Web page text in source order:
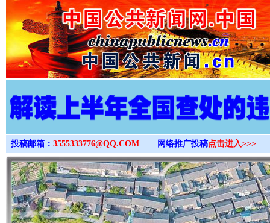
>
投稿邮箱： 3555333776@QQ.COM 网络推广投稿点击进入>>>